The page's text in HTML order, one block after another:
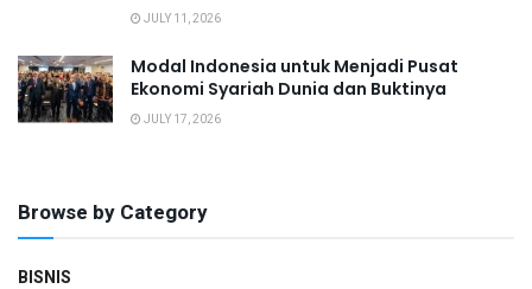
JULY 11, 2026
Modal Indonesia untuk Menjadi Pusat
Ekonomi Syariah Dunia dan Buktinya
JULY 17, 2026
Browse by Category
BISNIS